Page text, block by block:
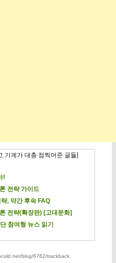
기계가 대충 점찍어준 글들]
!
전략 가이드
, 약간 후속 FAQ
전략(확장판) [고대문화]
참여형 뉴스 읽기
blog/6762/trackback